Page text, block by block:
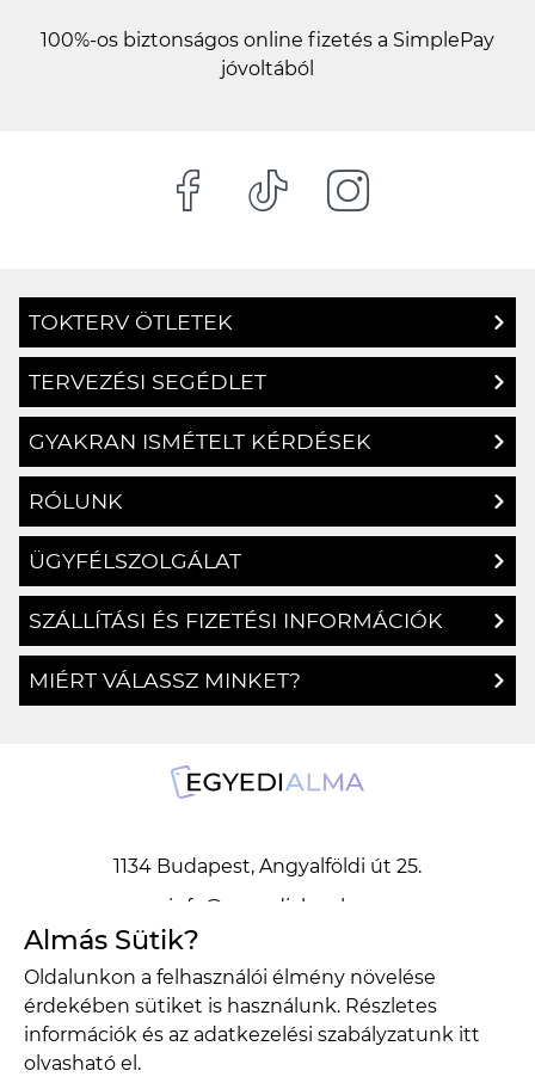
100%-os biztonságos online fizetés a SimplePay
jóvoltából
TOKTERV ÖTLETEK
TERVEZÉSI SEGÉDLET
GYAKRAN ISMÉTELT KÉRDÉSEK
RÓLUNK
ÜGYFÉLSZOLGÁLAT
SZÁLLÍTÁSI ÉS FIZETÉSI INFORMÁCIÓK
MIÉRT VÁLASSZ MINKET?
1134 Budapest, Angyalföldi út 25.
info@egyedialma.hu
1134 Budapest, Angyalföldi út 25.
info@egyedialma.hu
Almás Sütik?
Oldalunkon a felhasználói élmény növelése
érdekében sütiket is használunk. Részletes
információk és az adatkezelési szabályzatunk itt
olvasható el.